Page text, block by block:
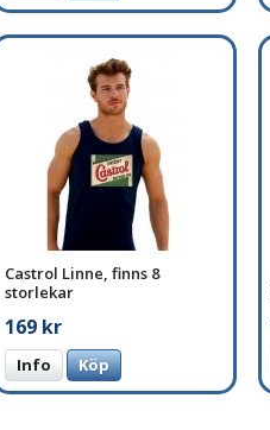
Castrol Linne, finns 8
storlekar
169 kr
Info Köp